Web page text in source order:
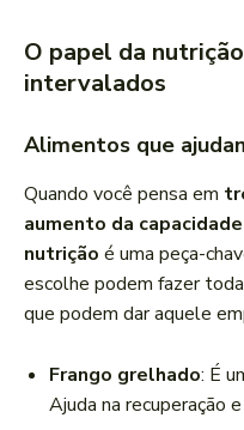
O papel da
intervalados
Alimentos que
Quando você pensa em
aumento da
nutrição é uma peça-
escolhe podem fazer
que podem dar aquele
Frango grelhado: É
Ajuda na recuperação